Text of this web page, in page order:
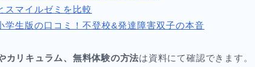
スマイルゼミを比較
学生版の口コミ！不登校&発達障害双子の本音
カリキュラム、無料体験の方法は資料にて確認できます。